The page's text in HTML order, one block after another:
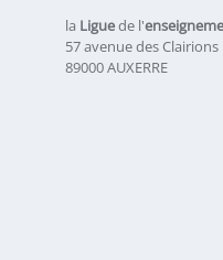
la Liguede l'
57 avenue des Clairions
89000 AUXERRE